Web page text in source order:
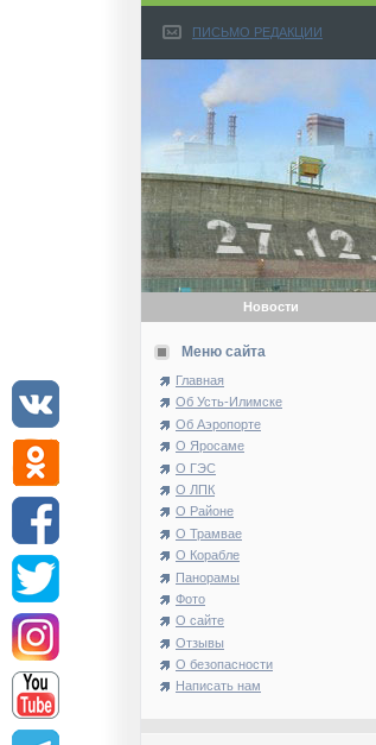
ПИСЬМО РЕДАКЦИИ
Новости
Меню сайта
Главная
Об Усть-Илимске
Об Аэропорте
О Яросаме
О ГЭС
О ЛПК
О Районе
О Трамвае
О Корабле
Панорамы
Фото
О сайте
Отзывы
О безопасности
Написать нам